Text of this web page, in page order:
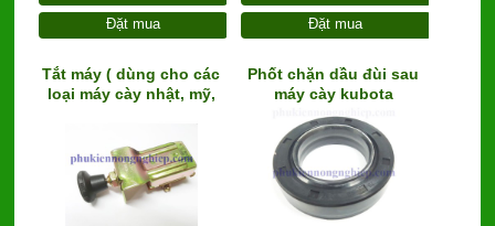
Đặt mua
Đặt mua
Tắt máy ( dùng cho các
loại máy cày nhật, mỹ,
Phốt chặn dầu đùi sau
máy cày kubota
M6040SU